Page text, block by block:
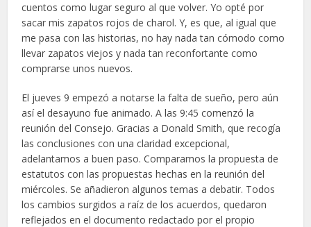
cuentos como lugar seguro al que volver. Yo opté por
sacar mis zapatos rojos de charol. Y, es que, al igual que
me pasa con las historias, no hay nada tan cómodo como
llevar zapatos viejos y nada tan reconfortante como
comprarse unos nuevos.
El jueves 9 empezó a notarse la falta de sueño, pero aún
así el desayuno fue animado. A las 9:45 comenzó la
reunión del Consejo. Gracias a Donald Smith, que recogía
las conclusiones con una claridad excepcional,
adelantamos a buen paso. Comparamos la propuesta de
estatutos con las propuestas hechas en la reunión del
miércoles. Se añadieron algunos temas a debatir. Todos
los cambios surgidos a raíz de los acuerdos, quedaron
reflejados en el documento redactado por el propio